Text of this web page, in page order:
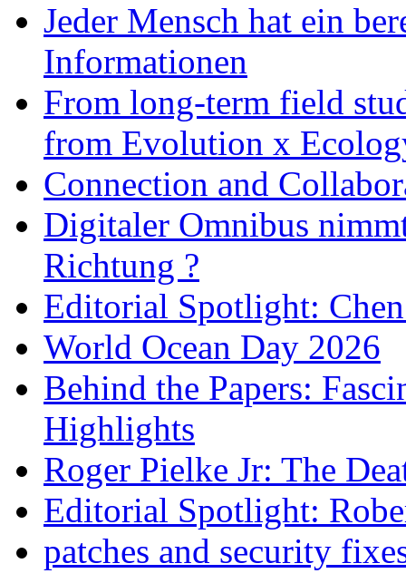
Jeder Mensch hat ein
Informationen
From long-term field
from Evolution x
Connection and
Digitaler Omnibus
Richtung ?
Editorial Spotlight:
World Ocean Day 2026
Behind the Papers:
Highlights
Roger Pielke Jr: The
Editorial Spotlight:
patches and security